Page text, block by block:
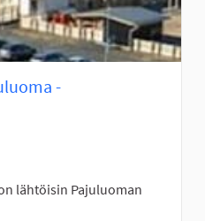
-
lähtöisin Pajuluoman